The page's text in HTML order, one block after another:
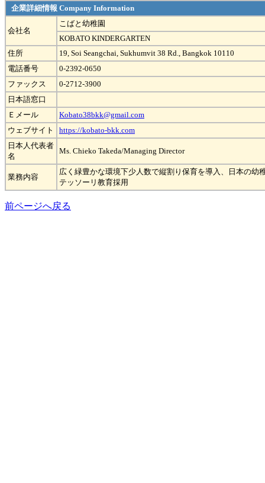
企業詳細情報 Company Information
会社名
こばと幼稚園
KOBATO KINDERGARTEN
住所
19, Soi Seangchai, Sukhumvit 38 Rd., Bangkok 10110
電話番号
0-2392-0650
ファックス
0-2712-3900
日本語窓口
Ｅメール
Kobato38bkk@gmail.com
ウェブサイト
https://kobato-bkk.com
日本人代表者
名
Ms. Chieko Takeda/Managing Director
業務内容
広く緑豊かな環境下少人数で縦割り保育を導入、日本の
テッソーリ教育採用
前ページへ戻る